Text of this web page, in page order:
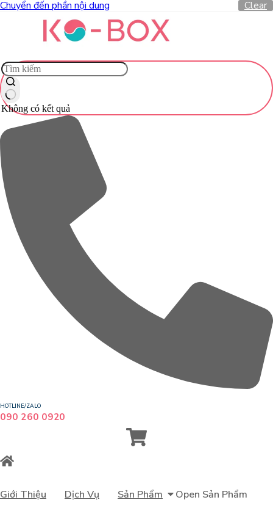
Chuyển đến phần nội dung
Không có kết quả
HOTLINE/ZALO
090 260 0920
Giới Thiệu Dịch Vụ Sản Phẩm
Open Sản Phẩm
Clear